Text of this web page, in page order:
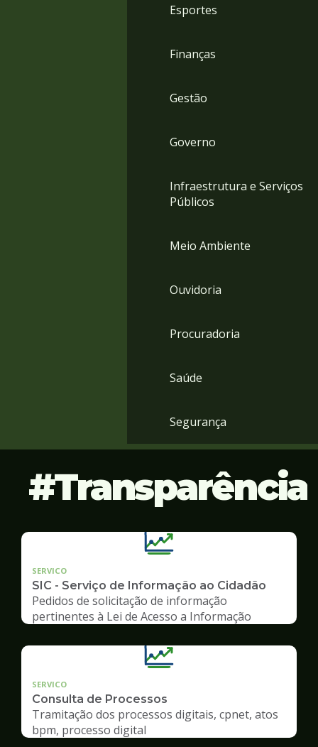
Esportes
Finanças
Gestão
Governo
Infraestrutura e Serviços
Públicos
Meio Ambiente
Ouvidoria
Procuradoria
Saúde
Segurança
Transparência
SERVICO
SIC - Serviço de Informação ao Cidadão
Pedidos de solicitação de informação
pertinentes à Lei de Acesso a Informação
SERVICO
Consulta de Processos
Tramitação dos processos digitais, cpnet, atos
bpm, processo digital